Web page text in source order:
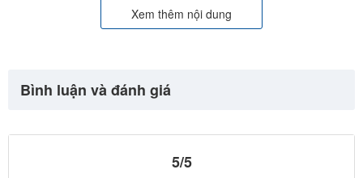
Xem thêm nội dung
Bình luận và đánh giá
5/5